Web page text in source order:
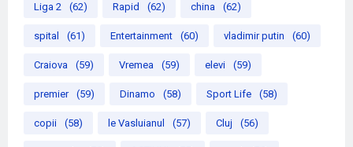
Liga 2 (62) Rapid (62) china (62)
spital (61) Entertainment (60) vladimir putin (60)
Craiova (59) Vremea (59) elevi (59)
premier (59) Dinamo (58) Sport Life (58)
copii (58) le Vasluianul (57) Cluj (56)